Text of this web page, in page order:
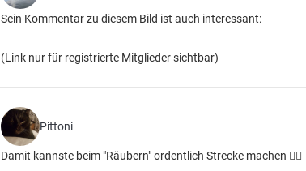
Sein Kommentar zu diesem Bild ist auch interessant:
(Link nur für registrierte Mitglieder sichtbar)
Pittoni
Damit kannste beim "Räubern" ordentlich Strecke machen 👌🏻